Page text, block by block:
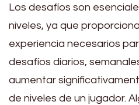
Los desafíos son
niveles, ya que
experiencia necesarios
desafíos diarios,
aumentar
de niveles de un jugador.